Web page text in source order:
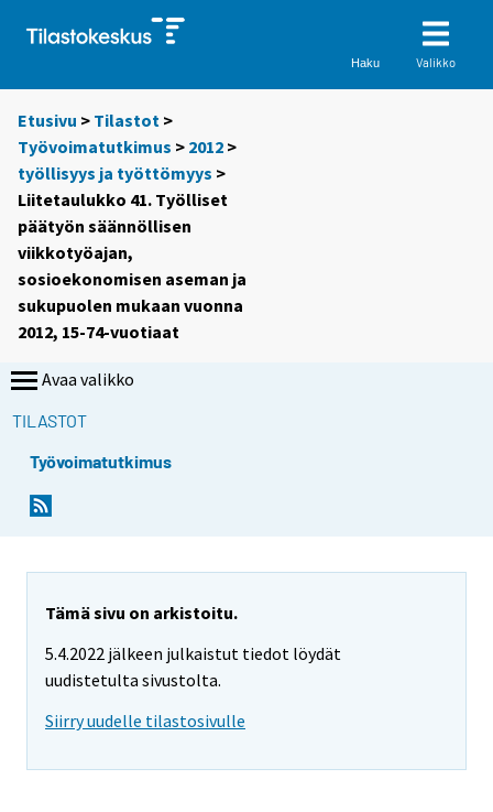
Haku Valikko
Etusivu > Tilastot >
Työvoimatutkimus > 2012 >
työllisyys ja työttömyys >
Liitetaulukko 41. Työlliset
päätyön säännöllisen
viikkotyöajan,
sosioekonomisen aseman ja
sukupuolen mukaan vuonna
2012, 15-74-vuotiaat
Avaa valikko
TILASTOT
Työvoimatutkimus
Tämä sivu on arkistoitu.
5.4.2022 jälkeen julkaistut tiedot löydät
uudistetulta sivustolta.
Siirry uudelle tilastosivulle